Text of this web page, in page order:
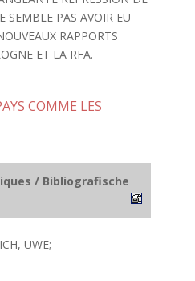
SEMBLE PAS AVOIR EU
RAPPORTS
ET LA RFA.
COMME LES
/ Bibliografische
UWE;